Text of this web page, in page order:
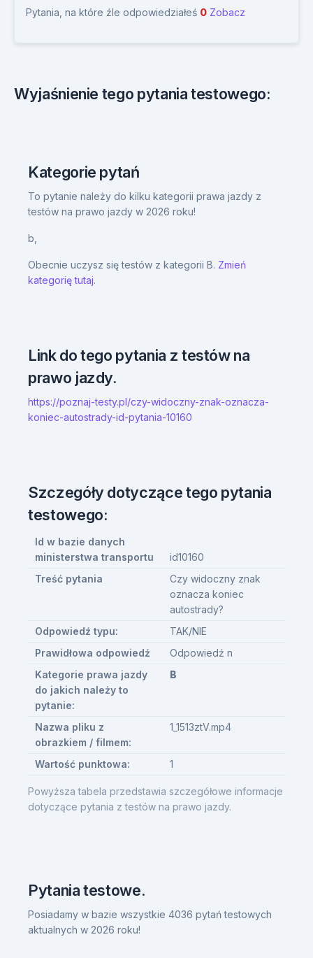
Pytania, na które źle odpowiedziałeś 0 Zobacz
Wyjaśnienie tego pytania testowego:
Kategorie pytań
To pytanie należy do kilku kategorii prawa jazdy z
testów na prawo jazdy w 2026 roku!
b,
Obecnie uczysz się testów z kategorii B. Zmień
kategorię tutaj.
Link do tego pytania z testów na
prawo jazdy.
https://poznaj-testy.pl/czy-widoczny-znak-oznacza-
koniec-autostrady-id-pytania-10160
Szczegóły dotyczące tego pytania
testowego:
Powyższa tabela przedstawia szczegółowe informacje
dotyczące pytania z testów na prawo jazdy.
Id w bazie danych
ministerstwa transportu
id10160
Treść pytania
Czy widoczny znak
oznacza koniec
autostrady?
Odpowiedź typu:
TAK/NIE
Prawidłowa odpowiedź
Odpowiedź n
Kategorie prawa jazdy
do jakich należy to
pytanie:
B
Nazwa pliku z
obrazkiem / filmem:
1_1513ztV.mp4
Wartość punktowa: 1
Pytania testowe.
Posiadamy w bazie wszystkie 4036 pytań testowych
aktualnych w 2026 roku!